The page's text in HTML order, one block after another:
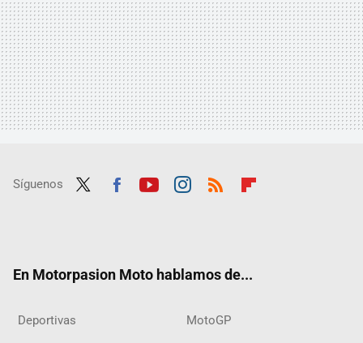
Síguenos
En Motorpasion Moto hablamos de...
Deportivas MotoGP